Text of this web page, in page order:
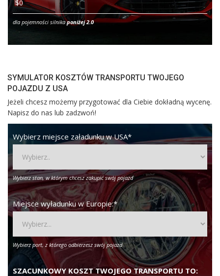
dla pojemności silnikaponiżej 2.0
SYMULATOR KOSZTÓW TRANSPORTU TWOJEGO
POJAZDU Z USA
Jeżeli chcesz możemy przygotować dla Ciebie dokładną wycenę.
Napisz do nas lub zadzwoń!
Wybierz miejsce załadunku w USA*
Wybierz stan, w którym chcesz zakupić swój pojazd
Miejsce wyładunku w Europie:*
Wybierz port, z którego odbierzesz swój pojazd
SZACUNKOWY KOSZT TWOJEGO TRANSPORTU TO: